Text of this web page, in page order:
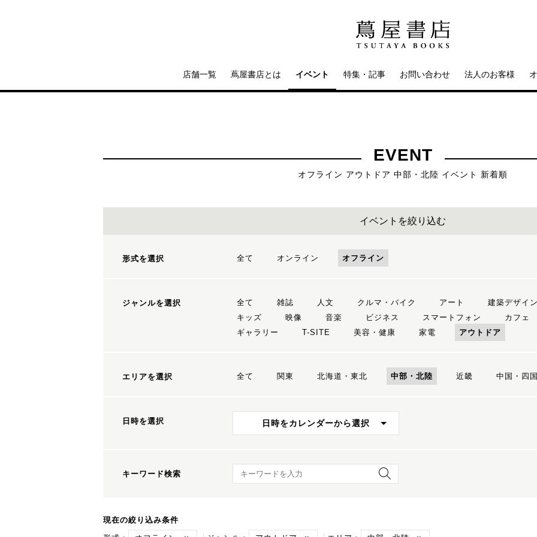
店舗一覧 蔦屋書店とは イベント 特集・記事 お問い合わせ 法人のお客様
EVENT
オフライン アウトドア 中部・北陸 イベント 新着順
イベントを絞り込む
形式を選択 全て オンライン オフライン
ジャンルを選択 全て 雑誌 人文 クルマ・バイク アート 建築デザイン
キッズ
映像 音楽 ビジネス スマートフォン カフェ
ギャラリー
T-SITE 美容・健康 家電 アウトドア
エリアを選択 全て 関東 北海道・東北 中部・北陸 近畿 中国・四国
日時を選択 日時をカレンダーから選択
キーワード検索 キーワード検索
現在の絞り込み条件